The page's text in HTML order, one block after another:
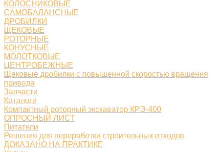
КОЛОСНИКОВЫЕ
САМОБАЛАНСНЫЕ
ДРОБИЛКИ
ЩЕКОВЫЕ
РОТОРНЫЕ
КОНУСНЫЕ
МОЛОТКОВЫЕ
ЦЕНТРОБЕЖНЫЕ
Щековые дробилки с повышенной скоростью вращения
привода
Запчасти
Каталоги
Компактный роторный экскаватор КРЭ-400
ОПРОСНЫЙ ЛИСТ
Питатели
Решения для переработки строительных отходов
ДОКАЗАНО НА ПРАКТИКЕ